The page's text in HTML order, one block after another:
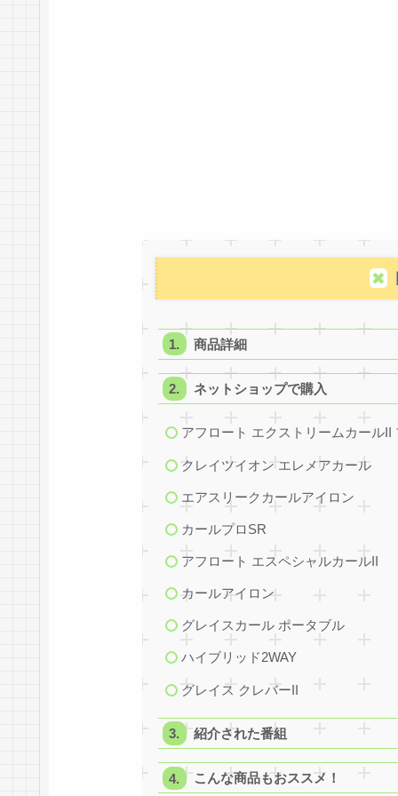
商品詳細
ネットショップで購入
アフロート エクストリームカールII
クレイツイオン エレメアカール
エアスリークカールアイロン
カールプロSR
アフロート エスペシャルカールII
カールアイロン
グレイスカール ポータブル
ハイブリッド2WAY
グレイス クレバーII
紹介された番組
こんな商品もおススメ！